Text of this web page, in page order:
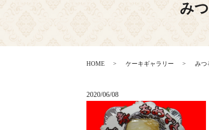
み
HOME ケーキギャラリー みつ
2020/06/08